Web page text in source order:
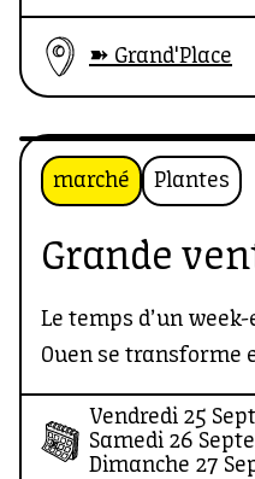
➽ Grand'Place
marché Plantes
Grande
Le temps d’un
Ouen se transforme
urbaine. La Green
débarque avec ce
matière de verdure
Vendredi 25
Samedi 26
Dimanche 27